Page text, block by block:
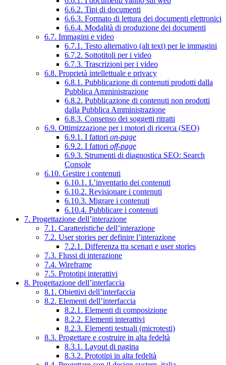
6.6.2. Tipi di documenti
6.6.3. Formato di lettura dei documenti elettronici
6.6.4. Modalità di produzione dei documenti
6.7. Immagini e video
6.7.1. Testo alternativo (alt text) per le immagini
6.7.2. Sottotitoli per i video
6.7.3. Trascrizioni per i video
6.8. Proprietà intellettuale e privacy
6.8.1. Pubblicazione di contenuti prodotti dalla
Pubblica Amministrazione
6.8.2. Pubblicazione di contenuti non prodotti
dalla Pubblica Amministrazione
6.8.3. Consenso dei soggetti ritratti
6.9. Ottimizzazione per i motori di ricerca (SEO)
6.9.1. I fattori on-page
6.9.2. I fattori off-page
6.9.3. Strumenti di diagnostica SEO: Search
Console
6.10. Gestire i contenuti
6.10.1. L’inventario dei contenuti
6.10.2. Revisionare i contenuti
6.10.3. Migrare i contenuti
6.10.4. Pubblicare i contenuti
7. Progettazione dell’interazione
7.1. Caratteristiche dell’interazione
7.2. User stories per definire l’interazione
7.2.1. Differenza tra scenari e user stories
7.3. Flussi di interazione
7.4. Wireframe
7.5. Prototipi interattivi
8. Progettazione dell’interfaccia
8.1. Obiettivi dell’interfaccia
8.2. Elementi dell’interfaccia
8.2.1. Elementi di composizione
8.2.2. Elementi interattivi
8.2.3. Elementi testuali (microtesti)
8.3. Progettare e costruire in alta fedeltà
8.3.1. Layout di pagina
8.3.2. Prototipi in alta fedeltà